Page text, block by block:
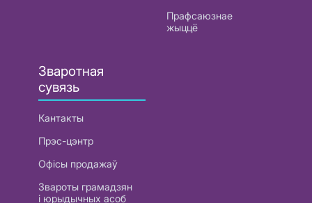
Прафсаюзнае
жыццё
Зваротная
сувязь
Кантакты
Прэс-цэнтр
Офісы продажаў
Звароты грамадзян
і юрыдычных асоб